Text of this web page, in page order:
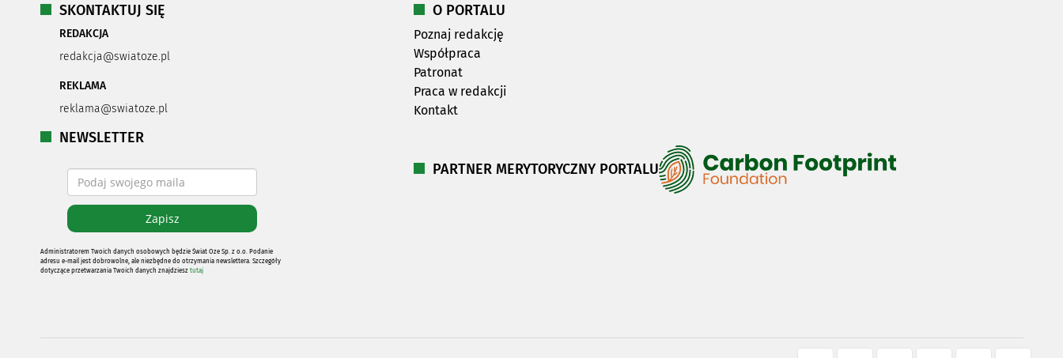
SKONTAKTUJ SIĘ
REDAKCJA
redakcja@swiatoze.pl
REKLAMA
reklama@swiatoze.pl
NEWSLETTER
Administratorem Twoich danych osobowych będzie Świat Oze Sp. z o.o. Podanie
adresu e-mail jest dobrowolne, ale niezbędne do otrzymania newslettera. Szczegóły
dotyczące przetwarzania Twoich danych znajdziesz tutaj
O PORTALU
Poznaj redakcję
Współpraca
Patronat
Praca w redakcji
Kontakt
PARTNER MERYTORYCZNY PORTALU